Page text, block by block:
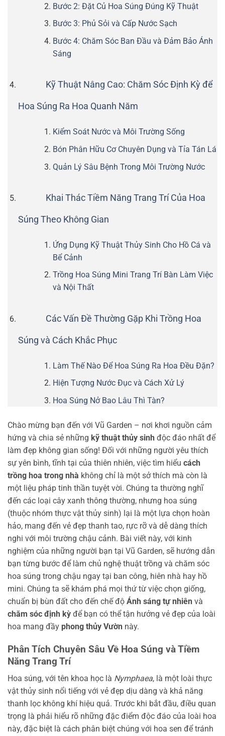
Bước 2: Đặt Củ Hoa Súng Đúng Kỹ Thuật
Bước 3: Phủ Sỏi và Cấp Nước Sạch
Bước 4: Chăm Sóc Ban Đầu và Đảm Bảo Ánh
Sáng
Kỹ Thuật Nâng Cao: Chăm Sóc Định Kỳ để
Hoa Súng Ra Hoa Quanh Năm
Kiểm Soát Nước và Môi Trường Sống
Bón Phân Hữu Cơ Chuyên Dụng và Tỉa Tán Lá
Quản Lý Sâu Bệnh Trong Môi Trường Nước
Khai Thác Tiềm Năng Trang Trí Của Hoa
Súng Theo Không Gian
Ứng Dụng Kỹ Thuật Thủy Sinh Cho Hồ Cá và
Bể Cảnh
Trồng Hoa Súng Mini Trang Trí Bàn Làm Việc
và Nội Thất
Các Vấn Đề Thường Gặp Khi Trồng Hoa
Súng và Cách Khắc Phục
Làm Thế Nào Để Hoa Súng Ra Hoa Đều Đặn?
Hiện Tượng Nước Đục và Cách Xử Lý
Hoa Súng Nở Bao Lâu Thì Tàn?
Chào mừng bạn đến với Vũ Garden – nơi khơi nguồn cảm
hứng và chia sẻ những kỹ thuật thủy sinh độc đáo nhất để
làm đẹp không gian sống! Đối với những người yêu thích
sự yên bình, tĩnh tại của thiên nhiên, việc tìm hiểu cách
trồng hoa trong nhà không chỉ là một sở thích mà còn là
một liệu pháp tinh thần tuyệt vời. Chúng ta thường nghĩ
đến các loại cây xanh thông thường, nhưng hoa súng
(thuộc nhóm thực vật thủy sinh) lại là một lựa chọn hoàn
hảo, mang đến vẻ đẹp thanh tao, rực rỡ và dễ dàng thích
nghi với môi trường chậu cảnh. Bài viết này, với kinh
nghiệm của những người bạn tại Vũ Garden, sẽ hướng dẫn
bạn từng bước để làm chủ nghệ thuật trồng và chăm sóc
hoa súng trong chậu ngay tại ban công, hiên nhà hay hồ
mini. Chúng ta sẽ khám phá mọi thứ từ việc chọn giống,
chuẩn bị bùn đất cho đến chế độ Ánh sáng tự nhiên và
chăm sóc định kỳ để bạn có thể tận hưởng vẻ đẹp của loài
hoa mang đầy phong thủy Vườn này.
Phân Tích Chuyên Sâu Về Hoa Súng và Tiềm
Năng Trang Trí
Hoa súng, với tên khoa học là Nymphaea, là một loài thực
vật thủy sinh nổi tiếng với vẻ đẹp dịu dàng và khả năng
thanh lọc không khí hiệu quả. Trước khi bắt đầu, điều quan
trọng là phải hiểu rõ những đặc điểm độc đáo của loài hoa
này, đặc biệt là cách phân biệt chúng với hoa sen để tránh